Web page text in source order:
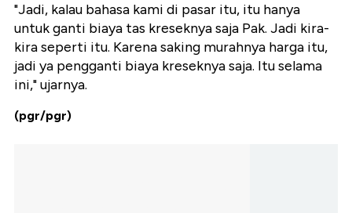
"Jadi, kalau bahasa kami di pasar itu, itu hanya
untuk ganti biaya tas kreseknya saja Pak. Jadi kira-
kira seperti itu. Karena saking murahnya harga itu,
jadi ya pengganti biaya kreseknya saja. Itu selama
ini," ujarnya.
(pgr/pgr)